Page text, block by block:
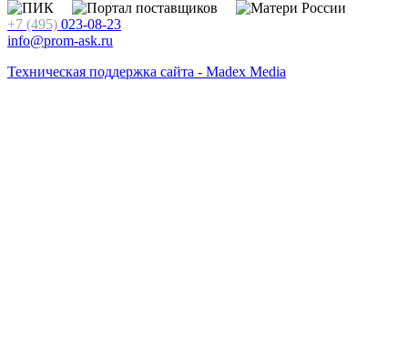
+7 (495) 023-08-23
info@prom-ask.ru
Техническая поддержка сайта - Madex Media